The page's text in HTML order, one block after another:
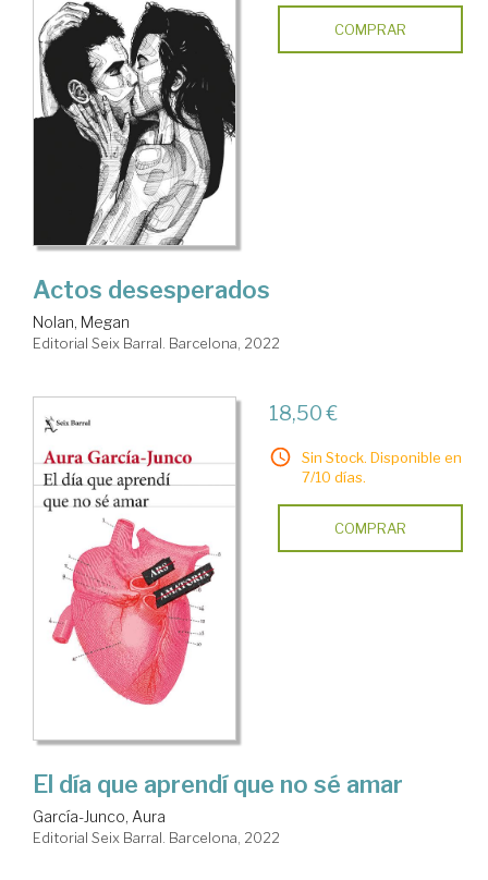
COMPRAR
Actos desesperados
Nolan, Megan
Editorial Seix Barral. Barcelona, 2022
18,50 €
Sin Stock. Disponible en
7/10 días.
COMPRAR
El día que aprendí que no sé amar
García-Junco, Aura
Editorial Seix Barral. Barcelona, 2022